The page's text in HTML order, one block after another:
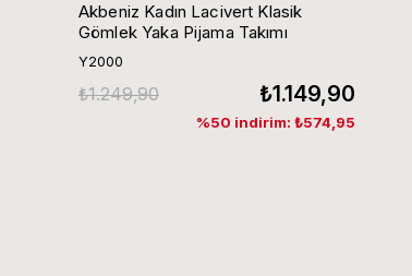
Akbeniz Kadın Lacivert Klasik
Gömlek Yaka Pijama Takımı
Y2000
₺1.149,90
₺1.249,90
%50 indirim: ₺574,95